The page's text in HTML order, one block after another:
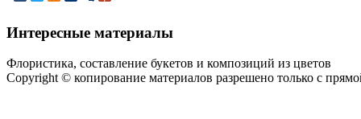
Интересные материалы
Флористика, составление букетов и композиций из цветов
Copyright © копирование материалов разрешено только с